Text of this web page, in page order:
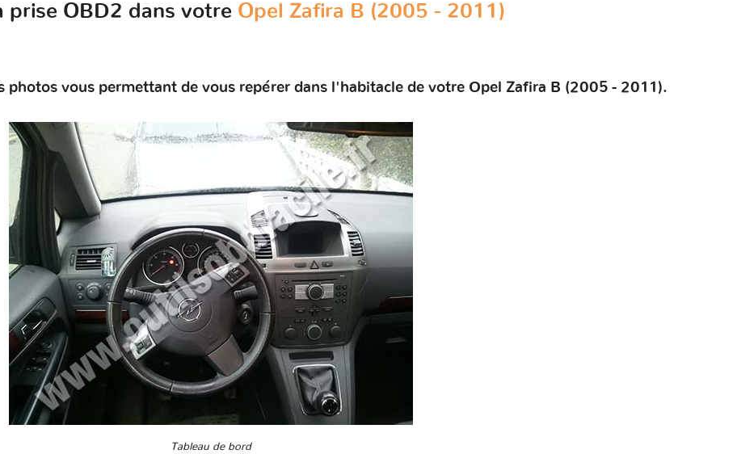
prise OBD2 dans votre Opel Zafira B (2005 - 2011)
photos vous permettant de vous repérer dans l'habitacle de votre Opel Zafira B (2005 - 2011).
Tableau de bord